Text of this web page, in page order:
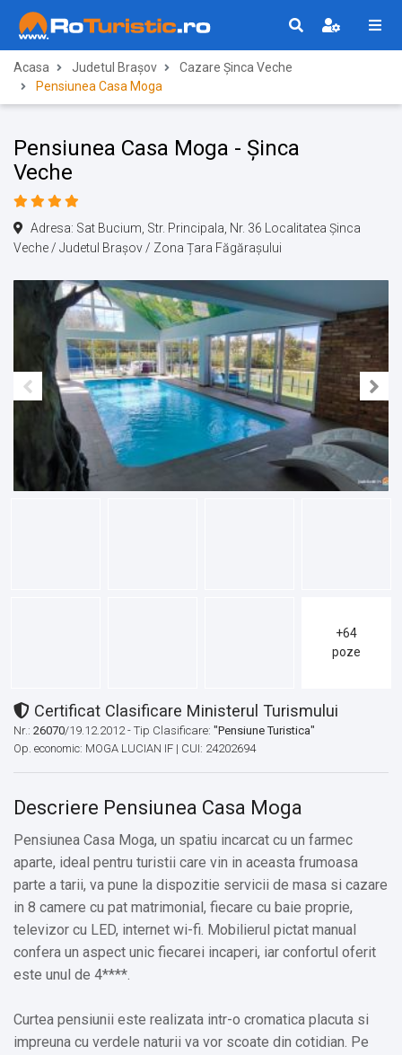
Acasa Judetul Brașov
Cazare Şinca Veche
Pensiunea Casa Moga
Pensiunea Casa Moga - Şinca
Veche
Adresa: Sat Bucium, Str. Principala, Nr. 36 Localitatea Şinca
Veche / Judetul Brașov / Zona Țara Făgărașului
+64
poze
Certificat Clasificare Ministerul Turismului
Nr.: 26070/19.12.2012 - Tip Clasificare: "Pensiune Turistica"
Op. economic: MOGA LUCIAN IF | CUI: 24202694
Descriere Pensiunea Casa Moga
Pensiunea Casa Moga, un spatiu incarcat cu un farmec
aparte, ideal pentru turistii care vin in aceasta frumoasa
parte a tarii, va pune la dispozitie servicii de masa si cazare
in 8 camere cu pat matrimonial, fiecare cu baie proprie,
televizor cu LED, internet wi-fi. Mobilierul pictat manual
confera un aspect unic fiecarei incaperi, iar confortul oferit
este unul de 4****.
Curtea pensiunii este realizata intr-o cromatica placuta si
impreuna cu verdele naturii va vor scoate din cotidian. Pe